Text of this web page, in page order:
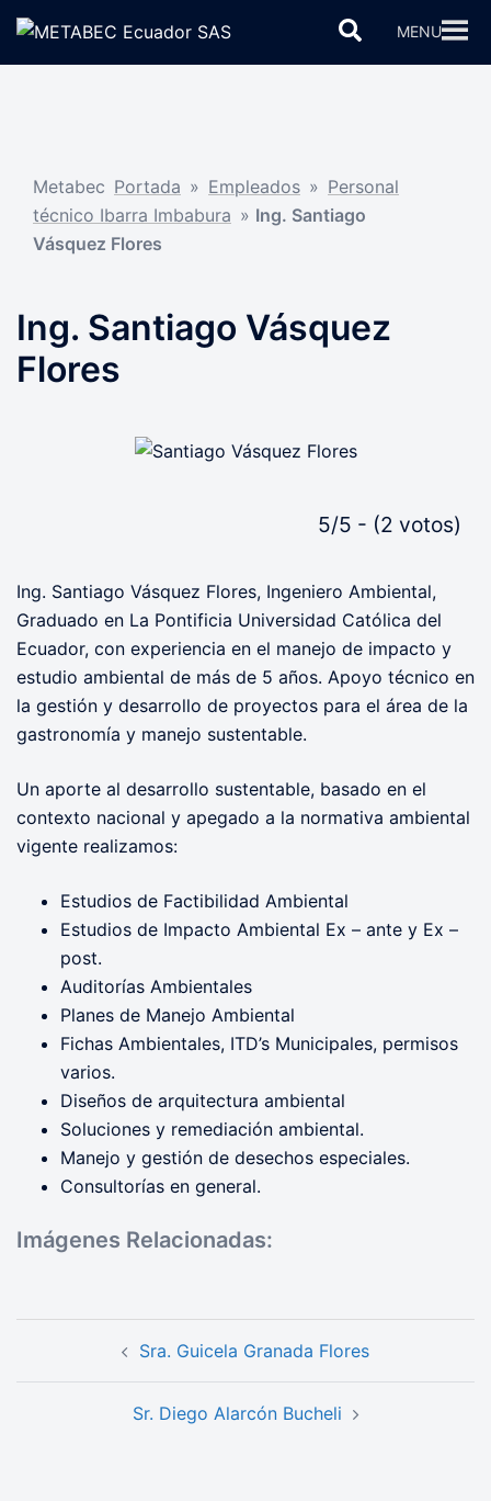
Saltar
contenido
Buscar MENU
Metabec Portada » Empleados » Personal
técnico Ibarra Imbabura » Ing. Santiago
Vásquez Flores
Ing. Santiago Vásquez
Flores
5/5 - (2 votos)
Ing. Santiago Vásquez Flores, Ingeniero Ambiental,
Graduado en La Pontificia Universidad Católica del
Ecuador, con experiencia en el manejo de impacto y
estudio ambiental de más de 5 años. Apoyo técnico en
la gestión y desarrollo de proyectos para el área de la
gastronomía y manejo sustentable.
Un aporte al desarrollo sustentable, basado en el
contexto nacional y apegado a la normativa ambiental
vigente realizamos:
Estudios de Factibilidad Ambiental
Estudios de Impacto Ambiental Ex – ante y Ex –
post.
Auditorías Ambientales
Planes de Manejo Ambiental
Fichas Ambientales, ITD’s Municipales, permisos
varios.
Diseños de arquitectura ambiental
Soluciones y remediación ambiental.
Manejo y gestión de desechos especiales.
Consultorías en general.
Imágenes Relacionadas:
entradas
Sra. Guicela Granada Flores
Sr. Diego Alarcón Bucheli